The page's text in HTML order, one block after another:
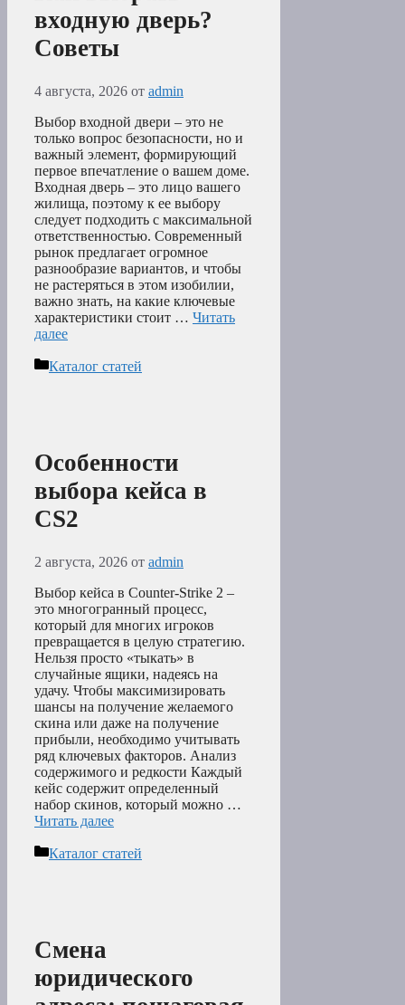
входную дверь?
Советы
4 августа, 2026 от admin
Выбор входной двери – это не
только вопрос безопасности, но и
важный элемент, формирующий
первое впечатление о вашем доме.
Входная дверь – это лицо вашего
жилища, поэтому к ее выбору
следует подходить с максимальной
ответственностью. Современный
рынок предлагает огромное
разнообразие вариантов, и чтобы
не растеряться в этом изобилии,
важно знать, на какие ключевые
характеристики стоит … Читать
далее
Рубрики
Каталог статей
Особенности
выбора кейса в
CS2
2 августа, 2026 от admin
Выбор кейса в Counter-Strike 2 –
это многогранный процесс,
который для многих игроков
превращается в целую стратегию.
Нельзя просто «тыкать» в
случайные ящики, надеясь на
удачу. Чтобы максимизировать
шансы на получение желаемого
скина или даже на получение
прибыли, необходимо учитывать
ряд ключевых факторов. Анализ
содержимого и редкости Каждый
кейс содержит определенный
набор скинов, который можно …
Читать далее
Рубрики
Каталог статей
Смена
юридического